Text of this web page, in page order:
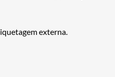
externa.